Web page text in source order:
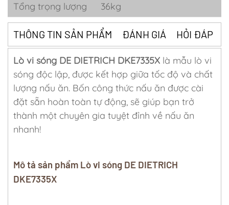
Tổng trọng lượng
36kg
THÔNG TIN SẢN PHẨM ĐÁNH GIÁ HỎI ĐÁP
Lò vi sóng DE DIETRICH DKE7335X là mẫu lò vi
sóng độc lập, được kết hợp giữa tốc độ và chất
lượng nấu ăn. Bốn công thức nấu ăn được cài
đặt sẵn hoàn toàn tự động, sẽ giúp bạn trở
thành một chuyên gia tuyệt đỉnh về nấu ăn
nhanh!
Mô tả sản phẩm Lò vi sóng DE DIETRICH
DKE7335X